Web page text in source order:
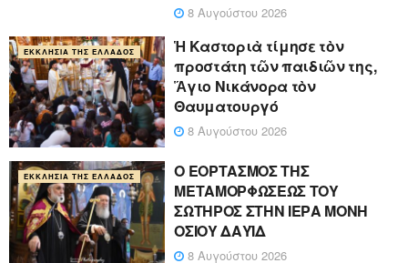
8 Αυγούστου 2026
ΕΚΚΛΗΣΊΑ ΤΗΣ ΕΛΛΆΔΟΣ
Ἡ Καστοριὰ τίμησε τὸν
προστάτη τῶν παιδιῶν της,
Ἅγιο Νικάνορα τὸν
Θαυματουργό
8 Αυγούστου 2026
ΕΚΚΛΗΣΊΑ ΤΗΣ ΕΛΛΆΔΟΣ
Ο ΕΟΡΤΑΣΜΟΣ ΤΗΣ
ΜΕΤΑΜΟΡΦΩΣΕΩΣ ΤΟΥ
ΣΩΤΗΡΟΣ ΣΤΗΝ ΙΕΡΑ ΜΟΝΗ
ΟΣΙΟΥ ΔΑΥΪΔ
8 Αυγούστου 2026